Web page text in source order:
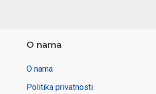
O nama
O nama
Politika privatnosti